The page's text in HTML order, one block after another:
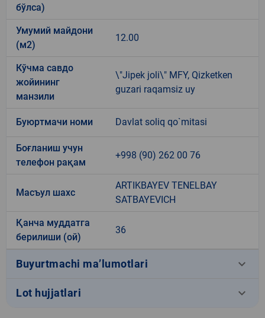
бўлса)
Умумий майдони
(м2)
12.00
Кўчма савдо
жойининг
манзили
\"Jipek joli\" MFY, Qizketken
guzari raqamsiz uy
Буюртмачи номи Davlat soliq qo`mitasi
Боғланиш учун
телефон рақам
+998 (90) 262 00 76
Масъул шахс
ARTIKBAYEV TENELBAY
SATBAYEVICH
Қанча муддатга
берилиши (ой)
36
Buyurtmachi ma’lumotlari keyboard_arrow_down
Lot hujjatlari keyboard_arrow_down